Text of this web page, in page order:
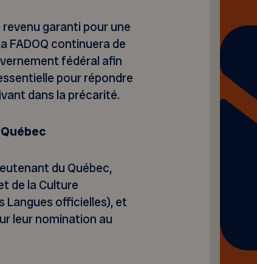
garanti pour une
FADOQ continuera de
fédéral afin
pour répondre
dans la précarité.
du Québec,
de la Culture
Langues officielles), et
leur nomination au